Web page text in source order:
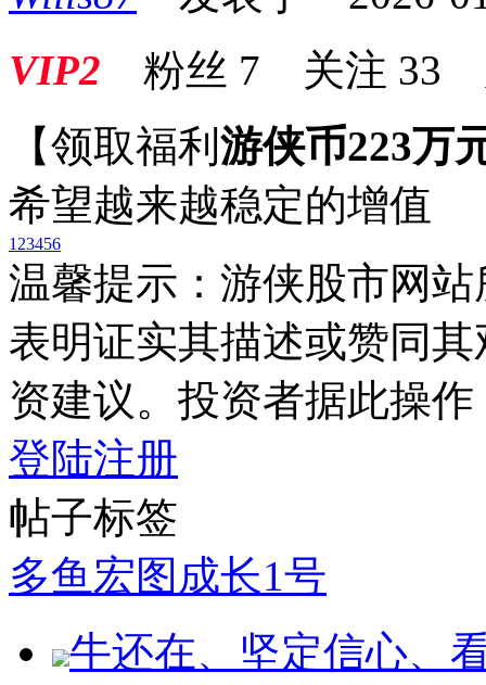
VIP2 粉丝 7 关注 33
【领取福利 游侠币223万
希望越来越稳定的增值
1 23456
温馨提示：游侠股市网
表明证实其描述或赞同
资建议。投资者据此操
登陆注册
帖子标签
多鱼宏图成长1号
牛还在、坚定信心、